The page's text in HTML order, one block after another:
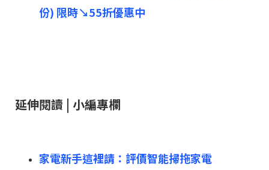
份) 限時↘︎55折優惠中
延伸閱讀 | 小編專欄
家電新手這裡請：評價智能掃拖家電